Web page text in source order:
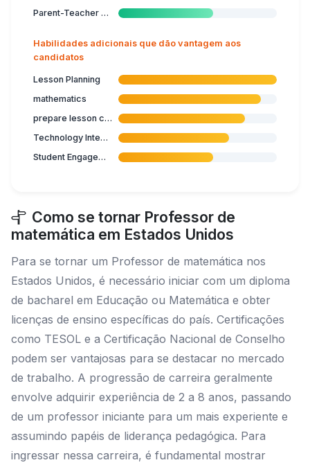
Parent-Teacher Communication
Habilidades adicionais que dão vantagem aos
candidatos
Lesson Planning
mathematics
prepare lesson content
Technology Integration
Student Engagement
Como se tornar Professor de
matemática em Estados Unidos
Para se tornar um Professor de matemática nos
Estados Unidos, é necessário iniciar com um diploma
de bacharel em Educação ou Matemática e obter
licenças de ensino específicas do país. Certificações
como TESOL e a Certificação Nacional de Conselho
podem ser vantajosas para se destacar no mercado
de trabalho. A progressão de carreira geralmente
envolve adquirir experiência de 2 a 8 anos, passando
de um professor iniciante para um mais experiente e
assumindo papéis de liderança pedagógica. Para
ingressar nessa carreira, é fundamental mostrar